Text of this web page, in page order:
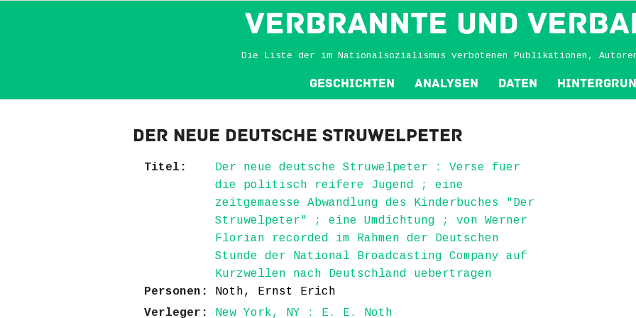
VERBRANNTE und
Die Liste der im Nationalsozialismus verbotenen Publikationen,
Geschichten Analysen Daten
Der neue deutsche Struwelpeter
Titel:
Der neue deutsche Struwelpeter : Verse fuer
die politisch reifere Jugend ; eine
zeitgemaesse Abwandlung des Kinderbuches "Der
Struwelpeter" ; eine Umdichtung ; von Werner
Florian recorded im Rahmen der Deutschen
Stunde der National Broadcasting Company auf
Kurzwellen nach Deutschland uebertragen
Personen:
Noth, Ernst Erich
Verleger:
New York, NY : E. E. Noth